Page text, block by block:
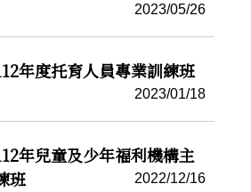
2023/05/26
年度托育人員專業訓練班
2023/01/18
年兒童及少年福利機構主
班
2022/12/16